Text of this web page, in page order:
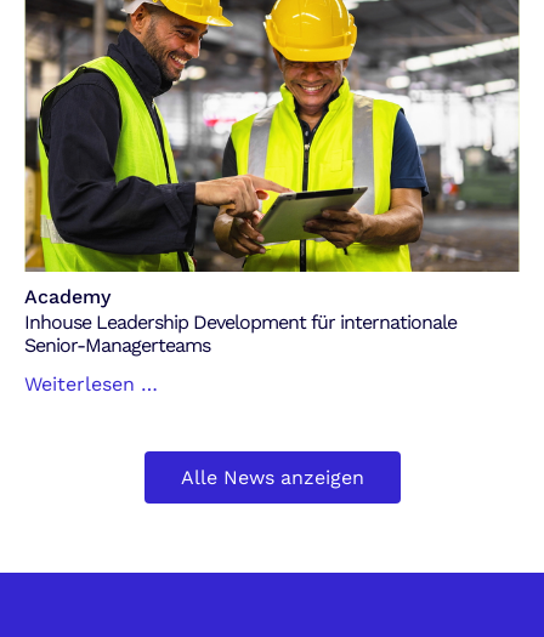
Academy
Inhouse Leadership Development für internationale
Senior-Managerteams
Weiterlesen …
internationale
Alle News anzeigen